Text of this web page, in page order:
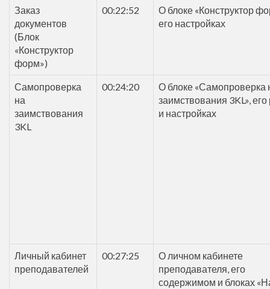
Заказ
документов
(Блок
«Конструктор
форм»)
00:22:52
О блоке «Конструктор
его настройках
Самопроверка
на
заимствования
3KL
00:24:20
О блоке «Самопроверка
заимствования 3KL», его
и настройках
Личный кабинет
преподавателей
00:27:25
О личном кабинете
преподавателя, его
содержимом и блоках